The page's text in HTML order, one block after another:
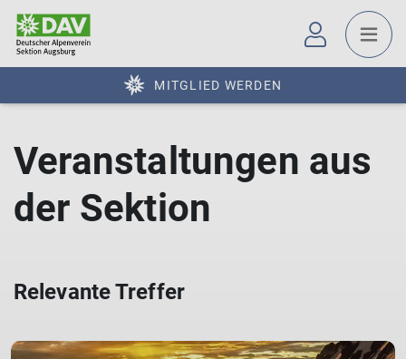
MITGLIED WERDEN
Veranstaltungen aus
der Sektion
Relevante Treffer